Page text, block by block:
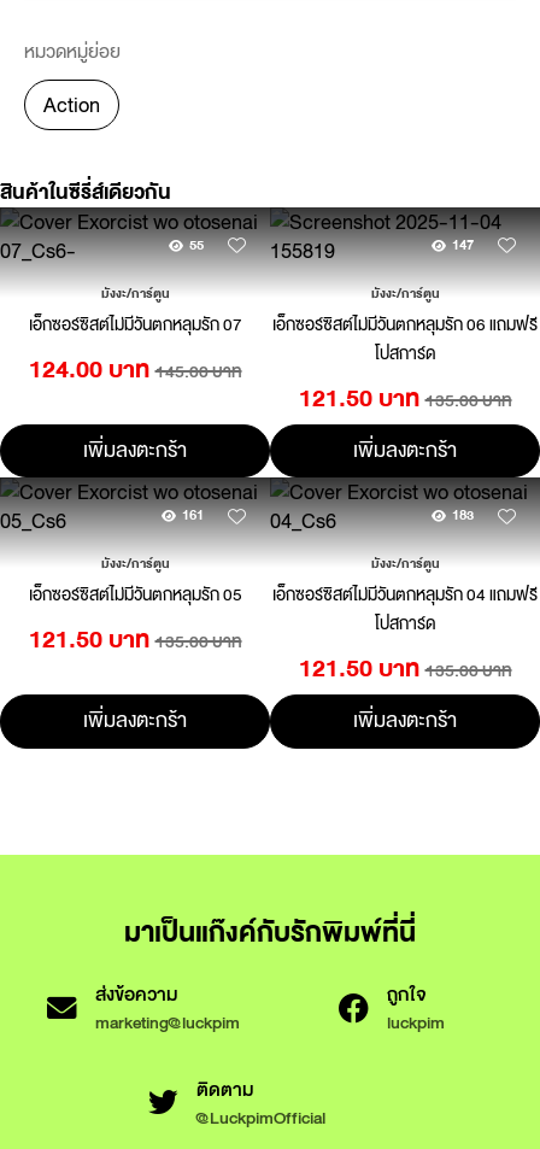
หมวดหมู่ย่อย
Action
สินค้าในซีรี่ส์เดียวกัน
55
มังงะ/การ์ตูน
เอ็กซอร์ซิสต์ไม่มีวันตกหลุมรัก 07
124.00 บาท 145.00 บาท
เพิ่มลงตะกร้า
147
มังงะ/การ์ตูน
เอ็กซอร์ซิสต์ไม่มีวันตกหลุมรัก 06 แถมฟรี
โปสการ์ด
121.50 บาท 135.00 บาท
เพิ่มลงตะกร้า
161
มังงะ/การ์ตูน
เอ็กซอร์ซิสต์ไม่มีวันตกหลุมรัก 05
121.50 บาท 135.00 บาท
เพิ่มลงตะกร้า
183
มังงะ/การ์ตูน
เอ็กซอร์ซิสต์ไม่มีวันตกหลุมรัก 04 แถมฟรี
โปสการ์ด
121.50 บาท 135.00 บาท
เพิ่มลงตะกร้า
มาเป็นแก๊งค์กับรักพิมพ์ที่นี่
ส่งข้อความ
marketing@luckpim
ถูกใจ
luckpim
ติดตาม
@LuckpimOfficial